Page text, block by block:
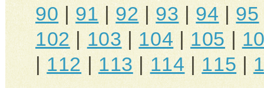
90|91|92|93|94|95
102|103|104|105|
|112|113|114|115|